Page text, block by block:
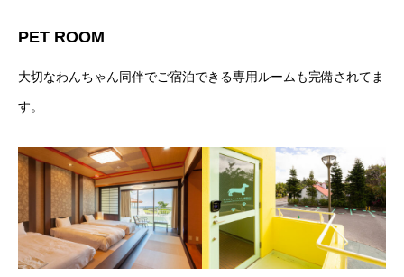
PET ROOM
大切なわんちゃん同伴でご宿泊できる専用ルームも完備されてま
す。